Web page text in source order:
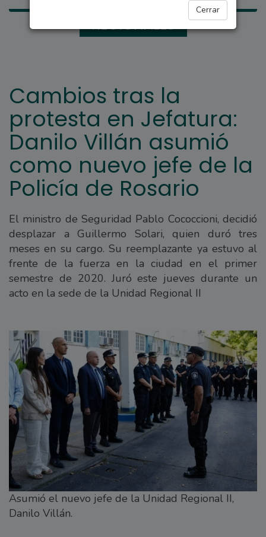
Cerrar
REGIONALES
Cambios tras la
protesta en Jefatura:
Danilo Villán asumió
como nuevo jefe de la
Policía de Rosario
El ministro de Seguridad Pablo Cococcioni, decidió
desplazar a Guillermo Solari, quien duró tres
meses en su cargo. Su reemplazante ya estuvo al
frente de la fuerza en la ciudad en el primer
semestre de 2020. Juró este jueves durante un
acto en la sede de la Unidad Regional II
Asumió el nuevo jefe de la Unidad Regional II,
Danilo Villán.